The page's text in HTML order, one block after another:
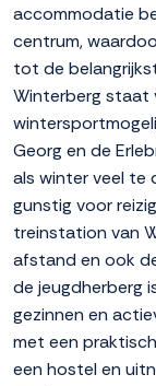
accommodatie
centrum,
tot de
Winterberg staat
Georg en de
als winter veel te
gunstig voor
treinstation van
afstand en ook
de jeugdherberg
gezinnen en
met een
een hostel en